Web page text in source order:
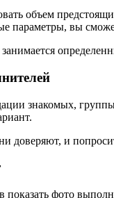
объем
параметры, вы
знакомых,
доверяют, и
фото